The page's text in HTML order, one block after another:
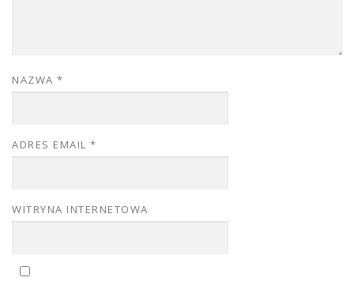
NAZWA *
ADRES EMAIL *
WITRYNA INTERNETOWA